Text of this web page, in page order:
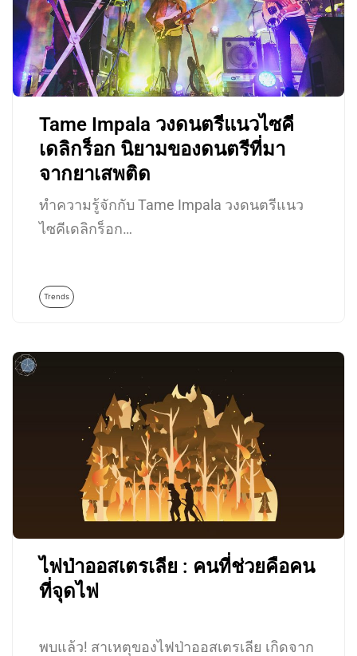
Tame Impala วงดนตรีแนวไซคี
เดลิกร็อก นิยามของดนตรีที่มา
จากยาเสพติด
ทำความรู้จักกับ Tame Impala วงดนตรีแนว
ไซคีเดลิกร็อก…
Trends
ไฟป่าออสเตรเลีย : คนที่ช่วยคือคน
ที่จุดไฟ
พบแล้ว! สาเหตุของไฟป่าออสเตรเลีย เกิดจาก